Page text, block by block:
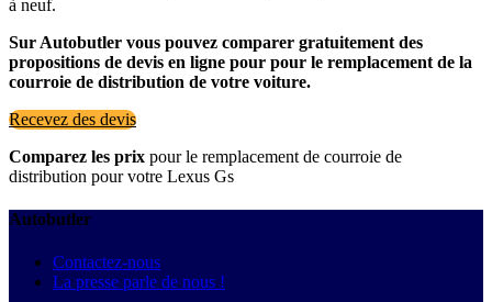
à neuf.
Sur Autobutler vous pouvez comparer gratuitement des
propositions de devis en ligne pour pour le remplacement de la
courroie de distribution de votre voiture.
Recevez des devis
Comparez les prix pour le remplacement de courroie de
distribution pour votre Lexus Gs
Autobutler
Contactez-nous
La presse parle de nous !